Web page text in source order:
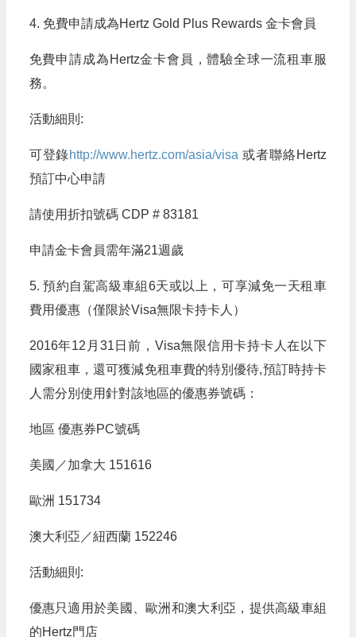
4. 免費申請成為Hertz Gold Plus Rewards 金卡會員
免費申請成為Hertz金卡會員，體驗全球一流租車服
務。
活動細則:
可登錄http://www.hertz.com/asia/visa 或者聯絡Hertz
預訂中心申請
請使用折扣號碼 CDP # 83181
申請金卡會員需年滿21週歲
5. 預約自駕高級車組6天或以上，可享減免一天租車
費用優惠（僅限於Visa無限卡持卡人）
2016年12月31日前，Visa無限信用卡持卡人在以下
國家租車，還可獲減免租車費的特別優待,預訂時持卡
人需分別使用針對該地區的優惠券號碼：
地區 優惠券PC號碼
美國／加拿大 151616
歐洲 151734
澳大利亞／紐西蘭 152246
活動細則:
優惠只適用於美國、歐洲和澳大利亞，提供高級車組
的Hertz門店